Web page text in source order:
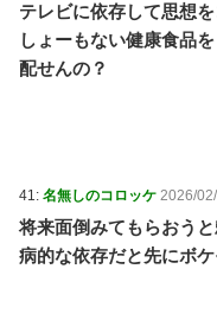
テレビに依存して思想
しょーもない健康食品
配せんの？
41: 名無しのコロッケ 2026/
将来面倒みてもらおう
病的な依存だと先にボ